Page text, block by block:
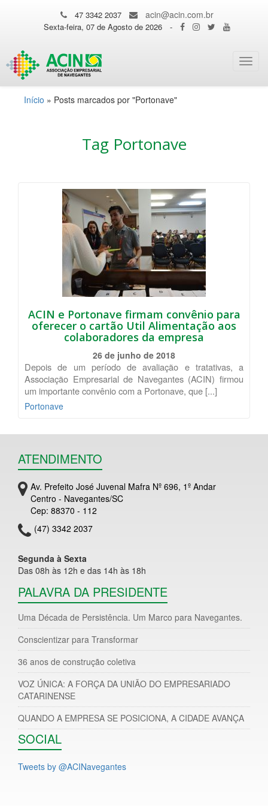
47 3342 2037 acin@acin.com.br
Sexta-feira, 07 de Agosto de 2026 -
Início » Posts marcados por "Portonave"
Tag Portonave
ACIN e Portonave firmam convênio para
oferecer o cartão Util Alimentação aos
colaboradores da empresa
26 de junho de 2018
Depois de um período de avaliação e tratativas, a
Associação Empresarial de Navegantes (ACIN) firmou
um importante convênio com a Portonave, que [...]
Portonave
ATENDIMENTO
Av. Prefeito José Juvenal Mafra Nº 696, 1º Andar
Centro - Navegantes/SC
Cep: 88370 - 112
(47) 3342 2037
Segunda à Sexta
Das 08h às 12h e das 14h às 18h
PALAVRA DA PRESIDENTE
Uma Década de Persistência. Um Marco para Navegantes.
Conscientizar para Transformar
36 anos de construção coletiva
VOZ ÚNICA: A FORÇA DA UNIÃO DO EMPRESARIADO
CATARINENSE
QUANDO A EMPRESA SE POSICIONA, A CIDADE AVANÇA
SOCIAL
Tweets by @ACINavegantes